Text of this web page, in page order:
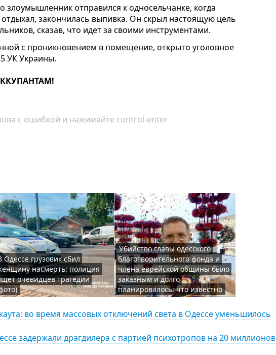
злоумышленник отправился к односельчанке, когда
закончилась выпивка. Он скрыл настоящую цель
сказав, что идет за своими инструментами.
с проникновением в помещение, открыто уголовное
УК Украины.
с ошибкой и нажимайте control-enter
Одессе грузовик сбил
насмерть: полиция
очевидцев трагедии
Убийство главы одесского
благотворительного фонда и
члена еврейской общины было
заказным и долго
планировалось: что известно
во время массовых отключений света в Одессе уменьшилось
задержали драгдилера с партией психотропов на 20 миллионов